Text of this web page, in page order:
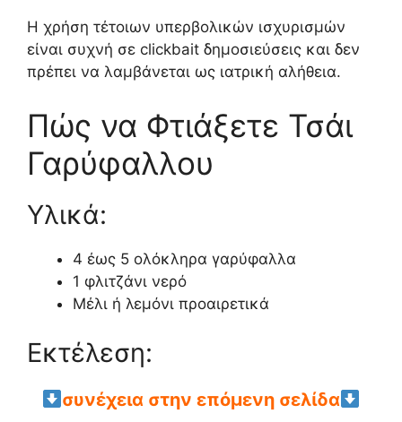
Η χρήση τέτοιων υπερβολικών ισχυρισμών
είναι συχνή σε clickbait δημοσιεύσεις και δεν
πρέπει να λαμβάνεται ως ιατρική αλήθεια.
Πώς να Φτιάξετε Τσάι
Γαρύφαλλου
Υλικά:
4 έως 5 ολόκληρα γαρύφαλλα
1 φλιτζάνι νερό
Μέλι ή λεμόνι προαιρετικά
Εκτέλεση:
συνέχεια στην επόμενη σελίδα